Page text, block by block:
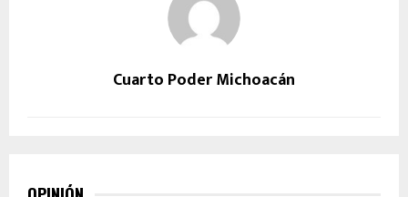
Cuarto Poder Michoacán